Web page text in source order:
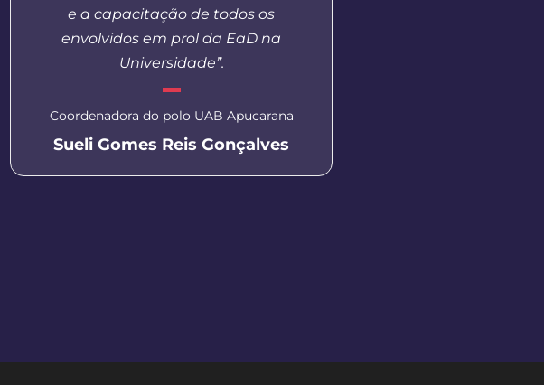
e a capacitação de todos os
envolvidos em prol da EaD na
Universidade”.
Coordenadora do polo UAB Apucarana
Sueli Gomes Reis Gonçalves